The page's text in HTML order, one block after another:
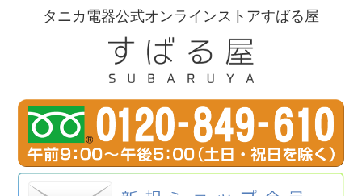
タニカ電器公式オンラインストアすばる屋